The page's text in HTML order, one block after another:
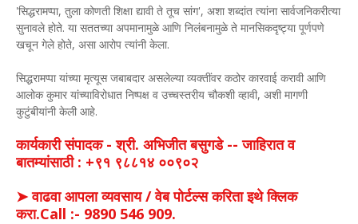
'सिद्धरामप्पा, तुला कोणती शिक्षा द्यावी ते तूच सांग', अशा शब्दांत त्यांना सार्वजनिकरीत्या
सुनावले होते. या सततच्या अपमानामुळे आणि निलंबनामुळे ते मानसिकदृष्ट्या पूर्णपणे
खचून गेले होते, असा आरोप त्यांनी केला.
सिद्धरामप्पा यांच्या मृत्यूस जबाबदार असलेल्या व्यक्तींवर कठोर कारवाई करावी आणि
आलोक कुमार यांच्याविरोधात निष्पक्ष व उच्चस्तरीय चौकशी व्हावी, अशी मागणी
कुटुंबीयांनी केली आहे.
कार्यकारी संपादक - श्री. अभिजीत बसुगडे -- जाहिरात व
बातम्यांसाठी : +९१ ९८८१४ ००९०२
➤ वाढवा आपला व्यवसाय / वेब पोर्टल्स करिता इथे क्लिक
करा.Call :- 9890 546 909.